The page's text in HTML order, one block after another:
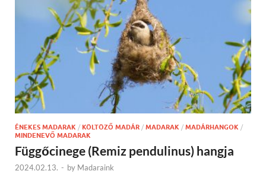
ÉNEKES MADARAK / KÖLTÖZŐ MADÁR / MADARAK / MADÁRHANGOK /
MINDENEVŐ MADARAK
Függőcinege (Remiz pendulinus) hangja
2024.02.13. - by Madaraink